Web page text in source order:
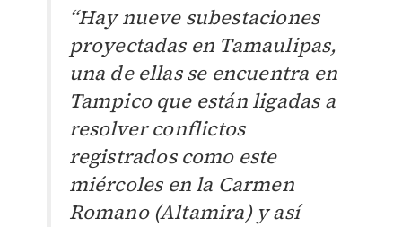
“Hay nueve subestaciones
proyectadas en Tamaulipas,
una de ellas se encuentra en
Tampico que están ligadas a
resolver conflictos
registrados como este
miércoles en la Carmen
Romano (Altamira) y así